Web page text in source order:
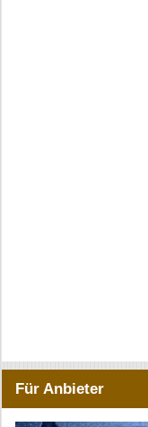
Für Anbieter